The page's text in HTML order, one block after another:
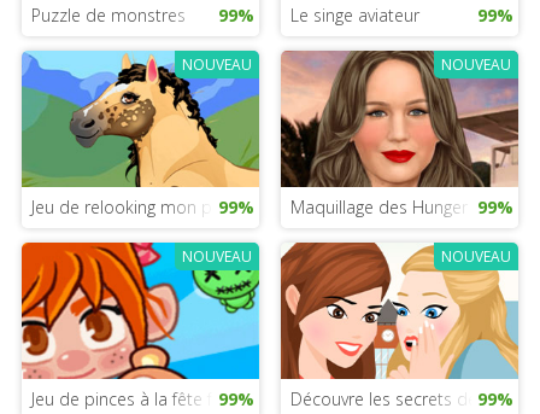
Puzzle de monstres 99% Le singe aviateur 99%
NOUVEAU
Jeu de relooking mon petit poney
99%
NOUVEAU
Maquillage des Hunger Games
99%
NOUVEAU
Jeu de pinces à la fête foraine
99%
NOUVEAU
Découvre les secrets des99%